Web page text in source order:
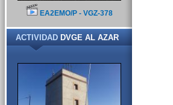
EA2EMO/P - VGZ-378
ACTIVIDADDVGE AL AZAR